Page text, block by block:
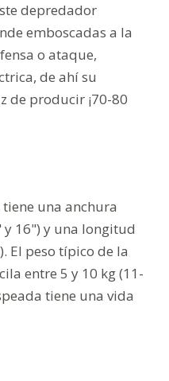
depredador
emboscadas a la
o ataque,
de ahí su
de producir ¡70-80
una anchura
16") y una longitud
El peso típico de la
entre 5 y 10 kg (11-
tiene una vida